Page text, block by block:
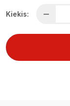
Kiekis: